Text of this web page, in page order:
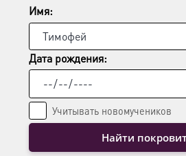
товара.
Имя:
Дата рождения:
Учитывать новомучеников
Найти